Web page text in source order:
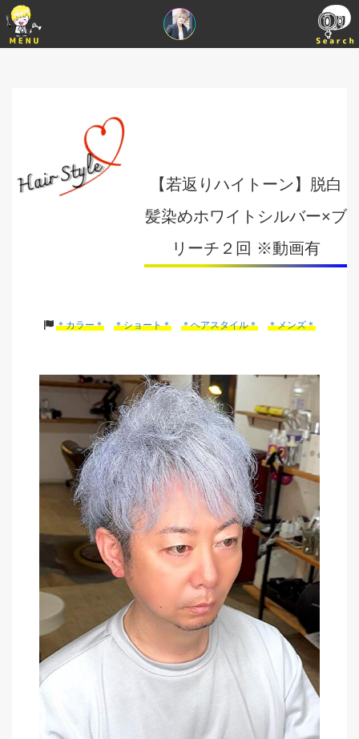
【若返りハイトーン】脱白
髪染めホワイトシルバー×ブ
リーチ２回 ※動画有
＊カラー＊ ＊ショート＊ ＊ヘアスタイル＊ ＊メンズ＊